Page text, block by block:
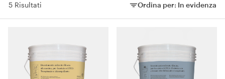
5 Risultati Ordina per: In evidenza
Ordina per: